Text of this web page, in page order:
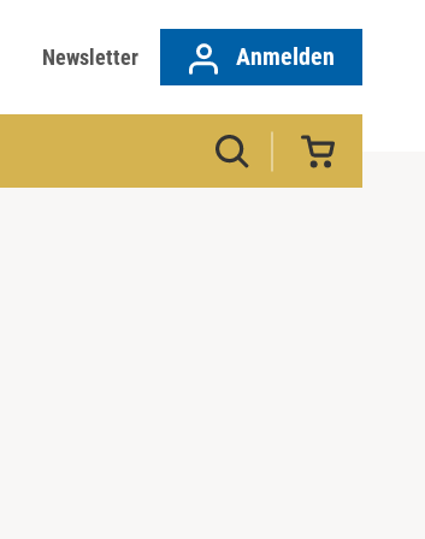
Newsletter Anmelden